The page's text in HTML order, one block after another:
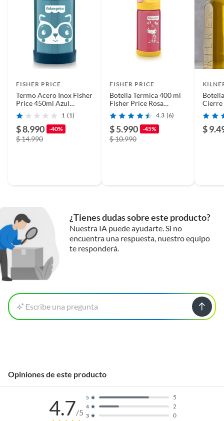
FISHER PRICE
Termo Acero Inox Fisher
Price 450ml Azul
BB1090
1 (1)
$ 8.990 -40%
$ 14.990
FISHER PRICE
Botella Termica 400 ml
Fisher Price Rosa
BB1023
4.3 (6)
$ 5.990 -45%
$ 10.990
Cierre
$
¿Tienes dudas sobre este producto?
Nuestra IA puede ayudarte. Si no
encuentra una respuesta, nuestro equipo
te responderá.
Escribe una pregunta
Opiniones de este producto
4.7/5 3 0
4 2
5 5